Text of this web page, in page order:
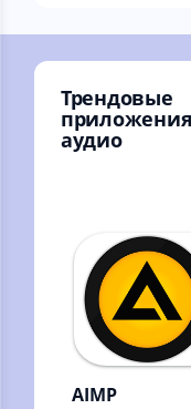
специальные
звания
Трендовые
аудио
AIMP